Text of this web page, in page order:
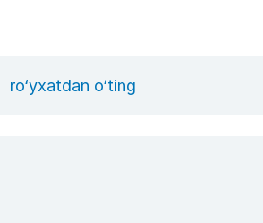
ro‘yxatdan o‘ting